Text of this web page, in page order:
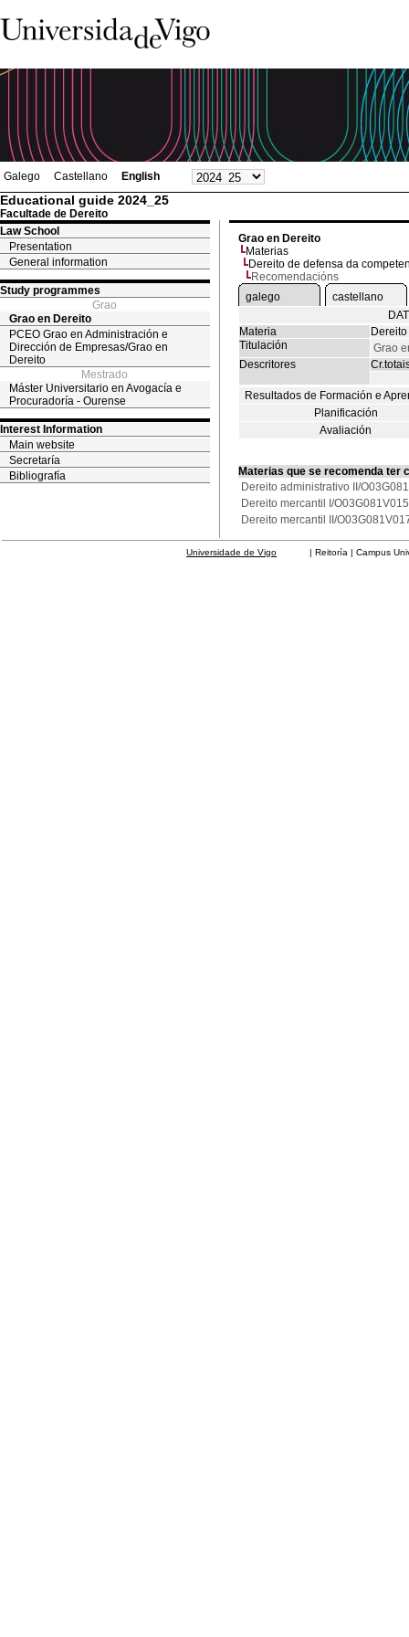
Galego Castellano English
Educational guide 2024_25
Facultade de Dereito
Law School
Presentation
General information
Study programmes
Grao
Grao en Dereito
PCEO Grao en Administración e
Dirección de Empresas/Grao en
Dereito
Mestrado
Máster Universitario en Avogacía e
Procuradoría - Ourense
Interest Information
Main website
Secretaría
Bibliografía
Grao en Dereito
Materias
Dereito de defensa da
Recomendacións
galego
castellano
Materia
Titulación
Grao
Descritores
Resultados de Formación e
Planificación
Avaliación
Materias que se recomenda ter
Dereito administrativo II/
Dereito mercantil I/
Dereito mercantil II/
Universidade de Vigo | Reitoría | Campus